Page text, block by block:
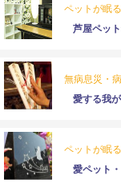
ペットが眠
芦屋ペッ
無病息災・
愛する我
ペットが眠
愛ペット